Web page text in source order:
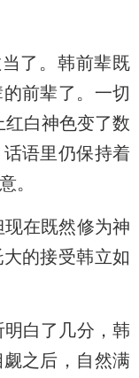
了。韩前辈既
前辈了。一切
红白神色变了数
语里仍保持着
。
在既然修为神
的接受韩立如
白了几分，韩
之后，自然满